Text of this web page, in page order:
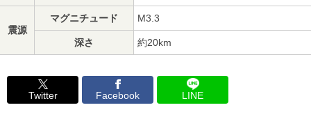
震源
マグニチュード M3.3
深さ 約20km
Twitter Facebook LINE